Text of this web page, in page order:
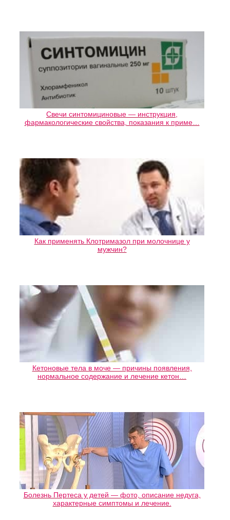
Свечи синтомициновые — инструкция,
фармакологические свойства, показания к приме…
Как применять Клотримазол при молочнице у
мужчин?
Кетоновые тела в моче — причины появления,
нормальное содержание и лечение кетон…
Болезнь Пертеса у детей — фото, описание недуга,
характерные симптомы и лечение.